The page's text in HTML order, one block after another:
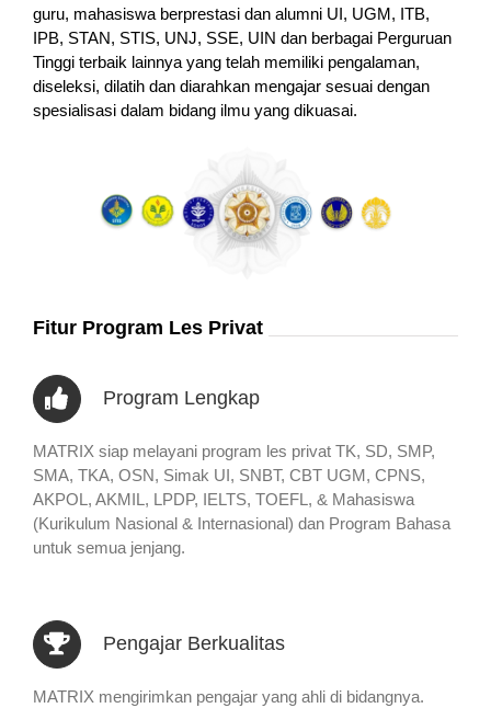
guru, mahasiswa berprestasi dan alumni UI, UGM, ITB,
IPB, STAN, STIS, UNJ, SSE, UIN dan berbagai Perguruan
Tinggi terbaik lainnya yang telah memiliki pengalaman,
diseleksi, dilatih dan diarahkan mengajar sesuai dengan
spesialisasi dalam bidang ilmu yang dikuasai.
Fitur Program Les Privat
Program Lengkap
MATRIX siap melayani program les privat TK, SD, SMP,
SMA, TKA, OSN, Simak UI, SNBT, CBT UGM, CPNS,
AKPOL, AKMIL, LPDP, IELTS, TOEFL, & Mahasiswa
(Kurikulum Nasional & Internasional) dan Program Bahasa
untuk semua jenjang.
Pengajar Berkualitas
MATRIX mengirimkan pengajar yang ahli di bidangnya.